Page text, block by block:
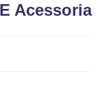
Acessoria